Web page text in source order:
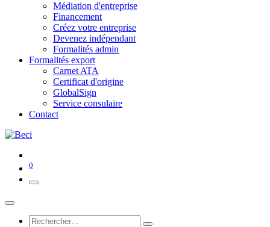
Médiation d'entreprise
Financement
Créez votre entreprise
Devenez indépendant
Formalités admin
Formalités export
Carnet ATA
Certificat d'origine
GlobalSign
Service consulaire
Contact
0